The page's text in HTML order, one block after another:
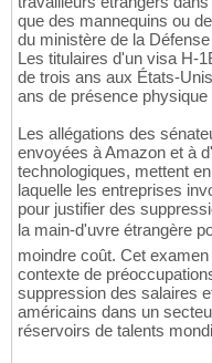
que des mannequins ou
du ministère de la
Les titulaires d'un visa H-
de trois ans aux États-
ans de présence
Les allégations des
envoyées à Amazon et à
technologiques, mettent
laquelle les entreprises
pour justifier des
la main-d'uvre étrangère
moindre coût. Cet
contexte de
suppression des salaires
américains dans un
réservoirs de talents